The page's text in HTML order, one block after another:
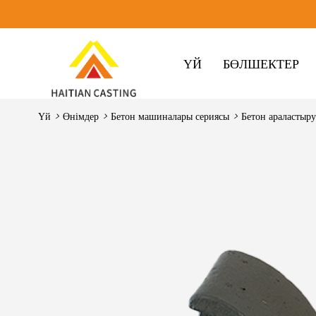
ҮЙ БӨЛШЕКТЕР
Үй > Өнімдер > Бетон машиналары сериясы > Бетон